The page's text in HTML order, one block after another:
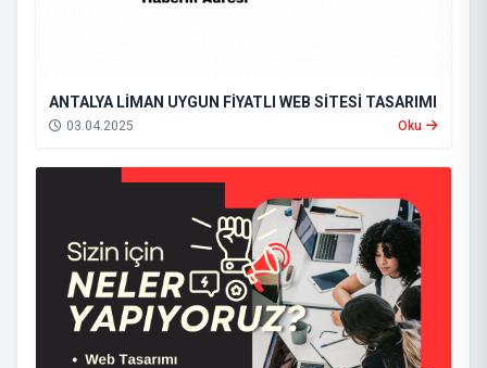
ANTALYA LİMAN UYGUN FİYATLI WEB SİTESİ TASARIMI
03.04.2025 Oku